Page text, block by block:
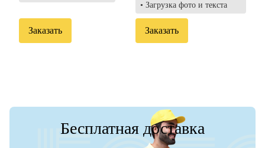
Заказать
• Загрузка фото и текста
Заказать
Бесплатная доставка